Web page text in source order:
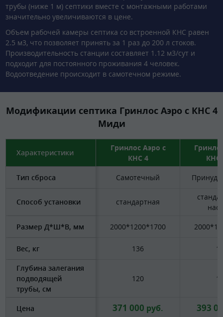
трубы (ниже 1 м) септики вместе с монтажными работами
значительно увеличиваются в цене.
Объем рабочей камеры септика со встроенной КНС равен
2.5 м3, что позволяет принять за 1 раз до 200 л стоков.
Производительность станции составляет 1.12 м3/сут и
подходит для постоянного проживания 4 человек.
Водоотведение происходит в самотечном режиме.
Модификации септика Гринлос Аэро с КНС 4
Миди
Характеристики
Гринлос Аэро с
КНС 4
КНС
Тип сброса Самотечный
Способ установки стандартная
Размер Д*Ш*В, мм 2000*1200*1700
Вес, кг 136
Глубина залегания
подводящей
трубы, см
120
Цена 371 000 руб. 393